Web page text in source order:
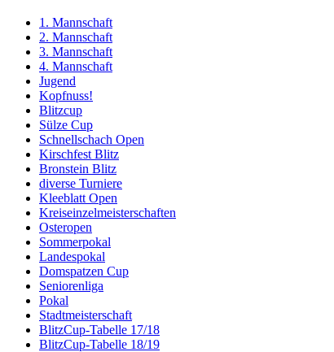
1. Mannschaft
2. Mannschaft
3. Mannschaft
4. Mannschaft
Jugend
Kopfnuss!
Blitzcup
Sülze Cup
Schnellschach Open
Kirschfest Blitz
Bronstein Blitz
diverse Turniere
Kleeblatt Open
Kreiseinzelmeisterschaften
Osteropen
Sommerpokal
Landespokal
Domspatzen Cup
Seniorenliga
Pokal
Stadtmeisterschaft
BlitzCup-Tabelle 17/18
BlitzCup-Tabelle 18/19